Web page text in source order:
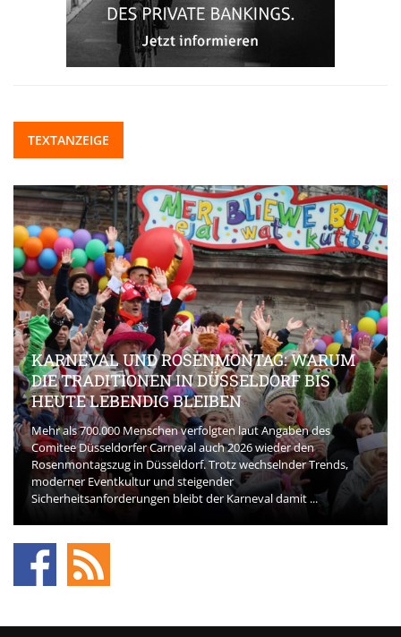
TEXTANZEIGE
KARNEVAL UND ROSENMONTAG: WARUM
DIE TRADITIONEN IN DÜSSELDORF BIS
HEUTE LEBENDIG BLEIBEN
Mehr als 700.000 Menschen verfolgten laut Angaben des
Comitee Düsseldorfer Carneval auch 2026 wieder den
Rosenmontagszug in Düsseldorf. Trotz wechselnder Trends,
moderner Eventkultur und steigender
Sicherheitsanforderungen bleibt der Karneval damit ...